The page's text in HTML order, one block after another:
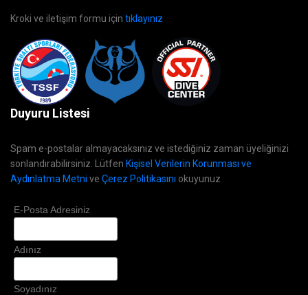
Kroki ve iletişim formu için tıklayınız
Duyuru Listesi
Spam e-postalar almayacaksınız ve istediğiniz zaman üyeliğinizi
sonlandırabilirsiniz. Lütfen Kişisel Verilerin Korunması ve
Aydınlatma Metni ve Çerez Politikasını okuyunuz
E-Posta Adresiniz
Adınız
Soyadınız